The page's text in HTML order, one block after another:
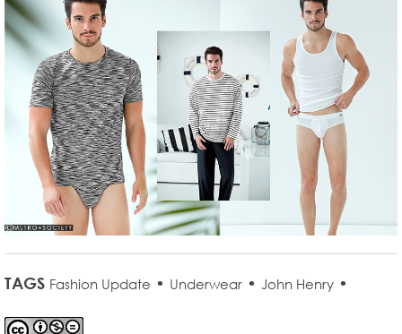
TAGS Fashion Update • Underwear • John Henry •